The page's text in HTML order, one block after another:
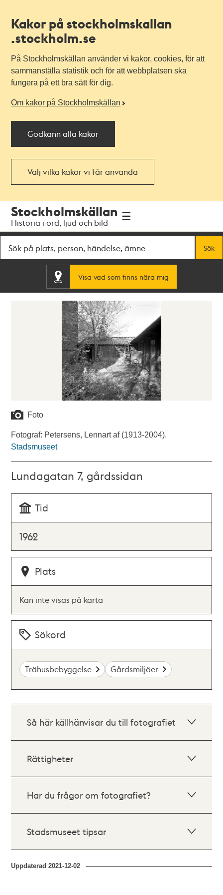
Kakor på stockholmskallan
.stockholm.se
På Stockholmskällan använder vi kakor, cookies, för att
sammanställa statistik och för att webbplatsen ska
fungera på ett bra sätt för dig.
Om kakor på Stockholmskällan
Godkänn alla kakor
Välj vilka kakor vi får använda
navigationen
huvudinnehållet
Stockholmskällan
Historia i ord, ljud och bild
Sök
Visa vad som finns nära mig
Foto
Fotograf: Petersens, Lennart af (1913-2004).
Stadsmuseet
Lundagatan 7, gårdssidan
Tid
1962
Plats
Kan inte visas på karta
Sökord
Trähusbebyggelse Gårdsmiljöer
Så här källhänvisar du till fotografiet
Rättigheter
Har du frågor om fotografiet?
Stadsmuseet tipsar
Uppdaterad2021-12-02